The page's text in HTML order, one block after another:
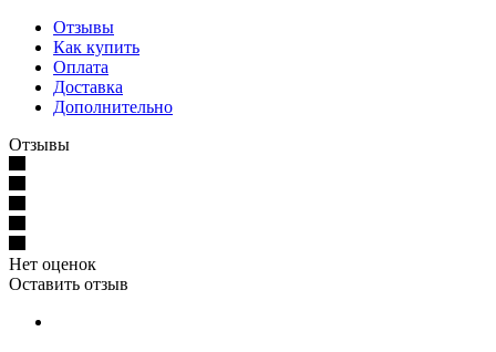
Отзывы
Как купить
Оплата
Доставка
Дополнительно
Отзывы
Нет оценок
Оставить отзыв